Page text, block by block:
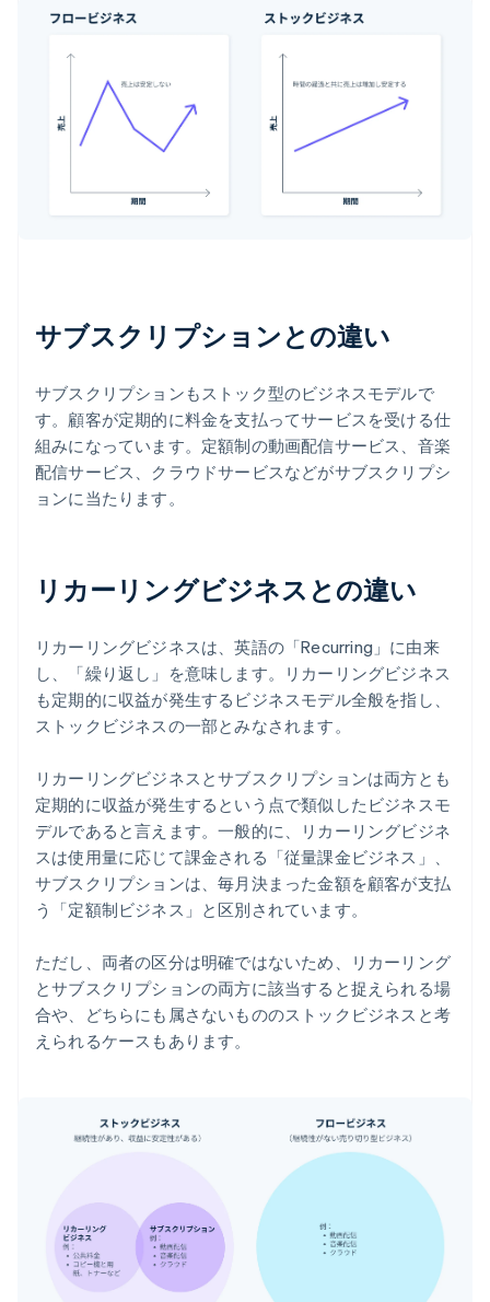
サブスクリプションとの違い
サブスクリプションもストック型のビジネスモデルで
す。顧客が定期的に料金を支払ってサービスを受ける仕
組みになっています。定額制の動画配信サービス、音楽
配信サービス、クラウドサービスなどがサブスクリプシ
ョンに当たります。
リカーリングビジネスとの違い
リカーリングビジネスは、英語の「Recurring」に由来
し、「繰り返し」を意味します。リカーリングビジネス
も定期的に収益が発生するビジネスモデル全般を指し、
ストックビジネスの一部とみなされます。
リカーリングビジネスとサブスクリプションは両方とも
定期的に収益が発生するという点で類似したビジネスモ
デルであると言えます。一般的に、リカーリングビジネ
スは使用量に応じて課金される「従量課金ビジネス」、
サブスクリプションは、毎月決まった金額を顧客が支払
う「定額制ビジネス」と区別されています。
ただし、両者の区分は明確ではないため、リカーリング
とサブスクリプションの両方に該当すると捉えられる場
合や、どちらにも属さないもののストックビジネスと考
えられるケースもあります。